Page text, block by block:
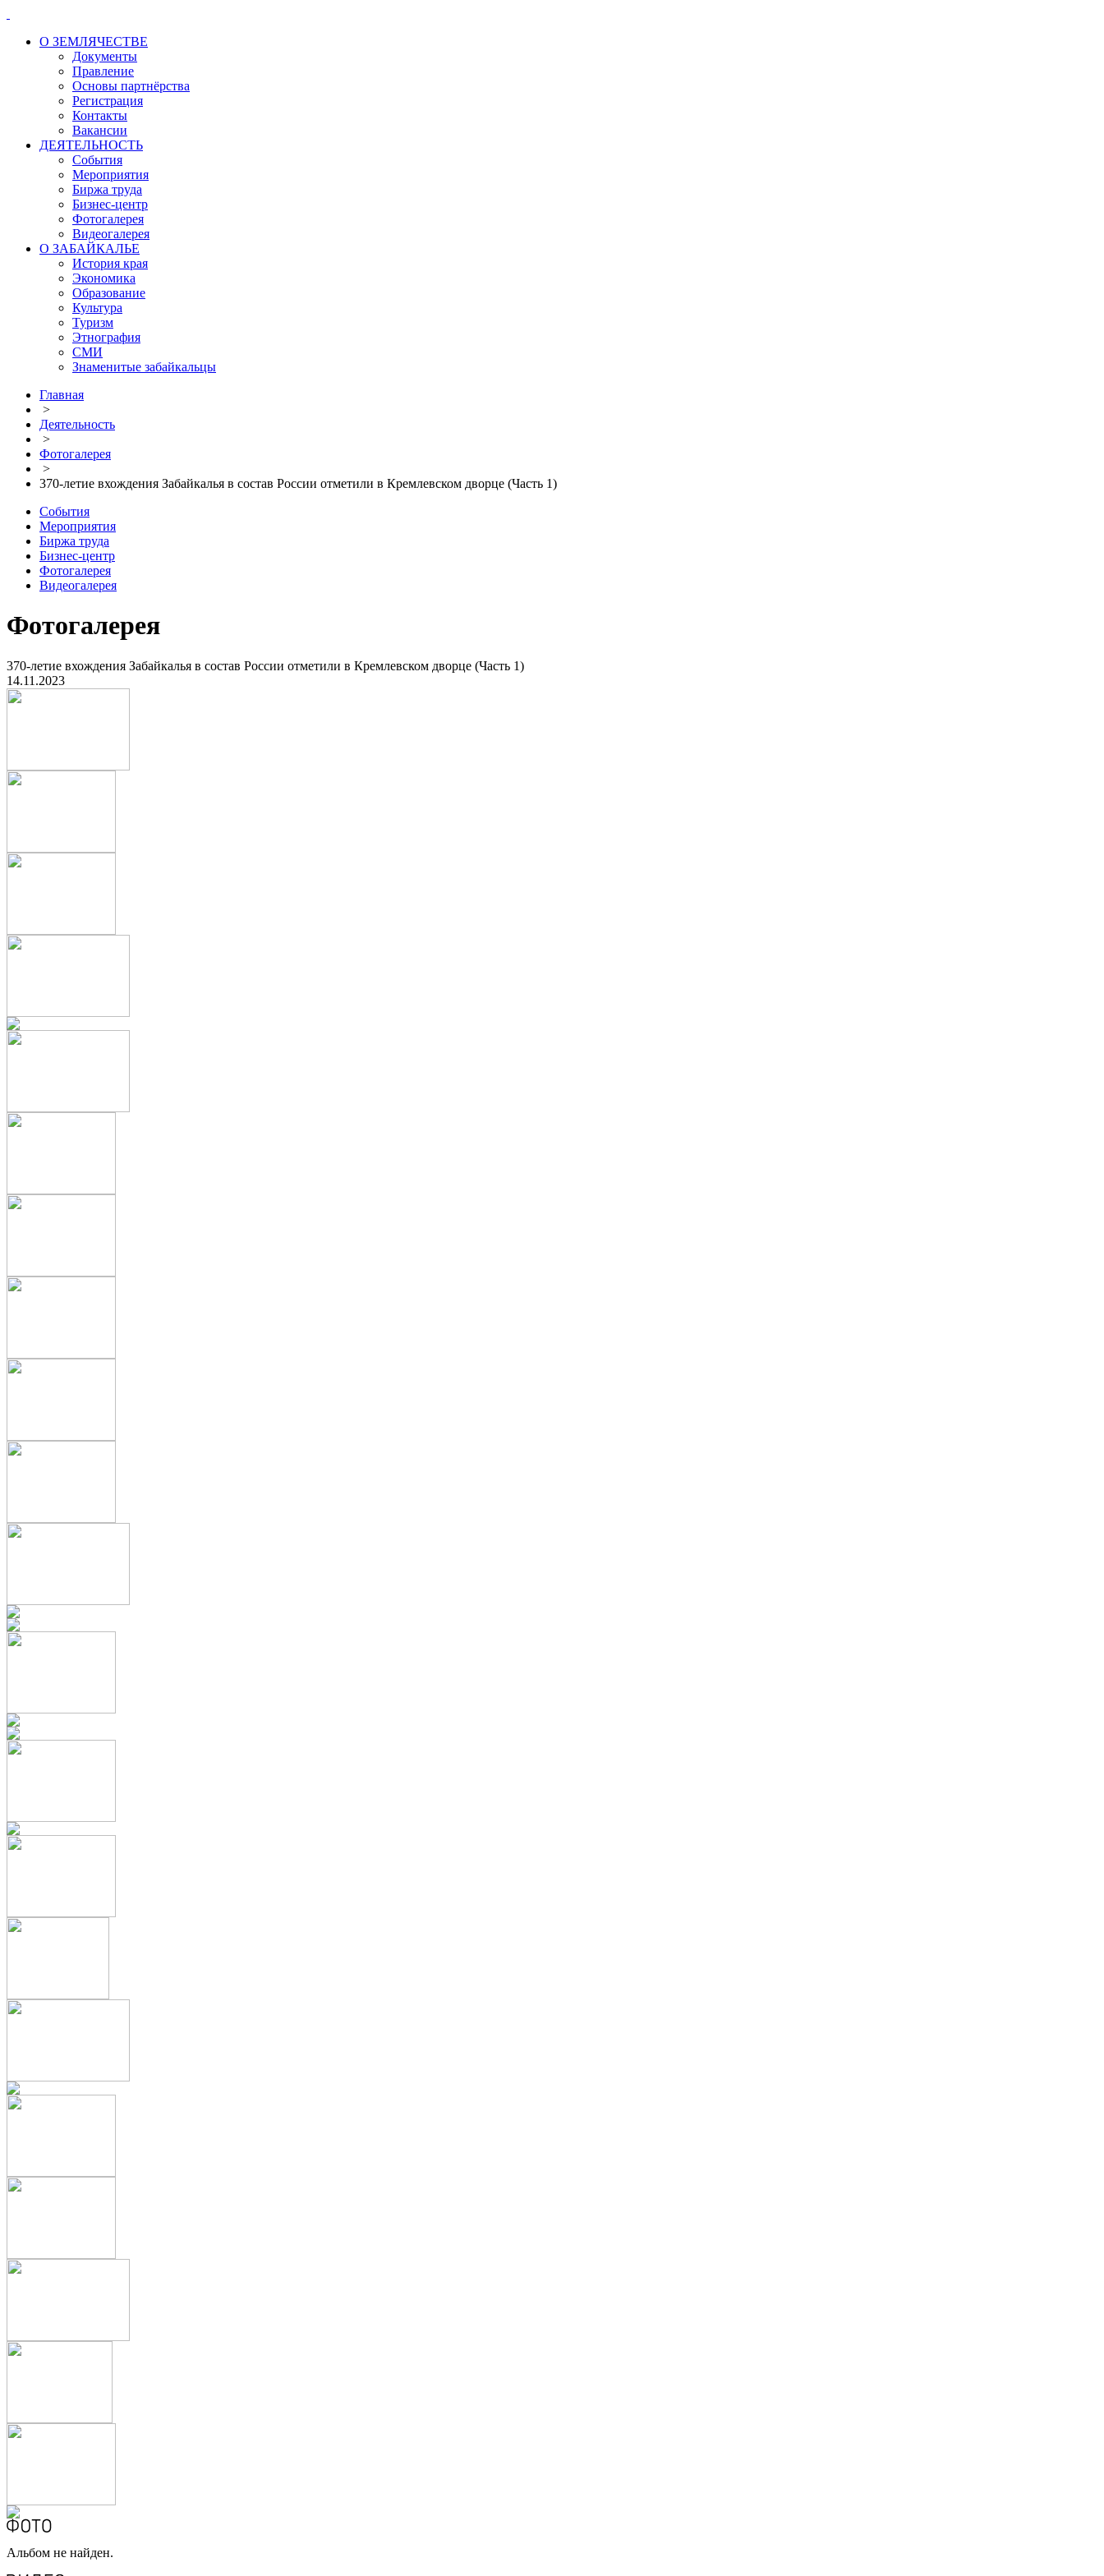
О ЗЕМЛЯЧЕСТВЕ
Документы
Правление
Основы партнёрства
Регистрация
Контакты
Вакансии
ДЕЯТЕЛЬНОСТЬ
События
Мероприятия
Биржа труда
Бизнес-центр
Фотогалерея
Видеогалерея
О ЗАБАЙКАЛЬЕ
История края
Экономика
Образование
Культура
Туризм
Этнография
СМИ
Знаменитые забайкальцы
Главная
>
Деятельность
>
Фотогалерея
>
370-летие вхождения Забайкалья в состав России отметили в Кремлевском дворце (Часть 1)
События
Мероприятия
Биржа труда
Бизнес-центр
Фотогалерея
Видеогалерея
Фотогалерея
370-летие вхождения Забайкалья в состав России отметили в Кремлевском дворце (Часть 1)
14.11.2023
Альбом не найден.